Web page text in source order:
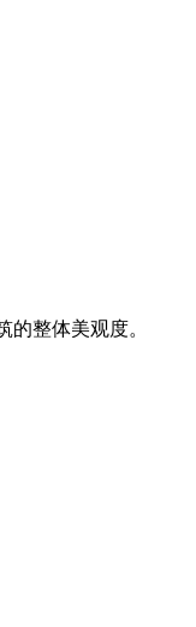
整体美观度。